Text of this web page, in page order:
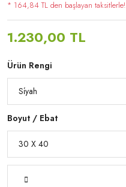
* 164,84 TL den başlayan taksitlerle!
1.230,00 TL
Ürün Rengi
Boyut / Ebat